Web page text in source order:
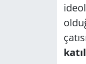
RESMİ